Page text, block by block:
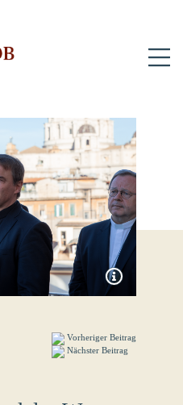
Vorheriger Beitrag
Nächster Beitrag